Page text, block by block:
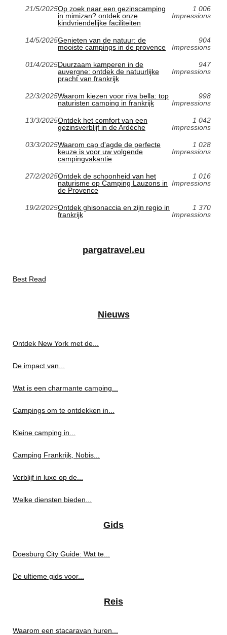
21/5/2025Op zoek naar een gezinscamping
in mimizan? ontdek onze
kindvriendelijke faciliteiten
1 006
Impressions
14/5/2025Genieten van de natuur: de
mooiste campings in de provence
904
Impressions
01/4/2025Duurzaam kamperen in de
auvergne: ontdek de natuurlijke
pracht van frankrijk
947
Impressions
22/3/2025Waarom kiezen voor riva bella: top
naturisten camping in frankrijk
998
Impressions
13/3/2025Ontdek het comfort van een
gezinsverblijf in de Ardèche
1 042
Impressions
03/3/2025Waarom cap d'agde de perfecte
keuze is voor uw volgende
campingvakantie
1 028
Impressions
27/2/2025Ontdek de schoonheid van het
naturisme op Camping Lauzons in
de Provence
1 016
Impressions
19/2/2025Ontdek ghisonaccia en zijn regio in
frankrijk
1 370
Impressions
pargatravel.eu
Best Read
Nieuws
Ontdek New York met de...
De impact van...
Wat is een charmante camping...
Campings om te ontdekken in...
Kleine camping in...
Camping Frankrijk, Nobis...
Verblijf in luxe op de...
Welke diensten bieden...
Gids
Doesburg City Guide: Wat te...
De ultieme gids voor...
Reis
Waarom een stacaravan huren...